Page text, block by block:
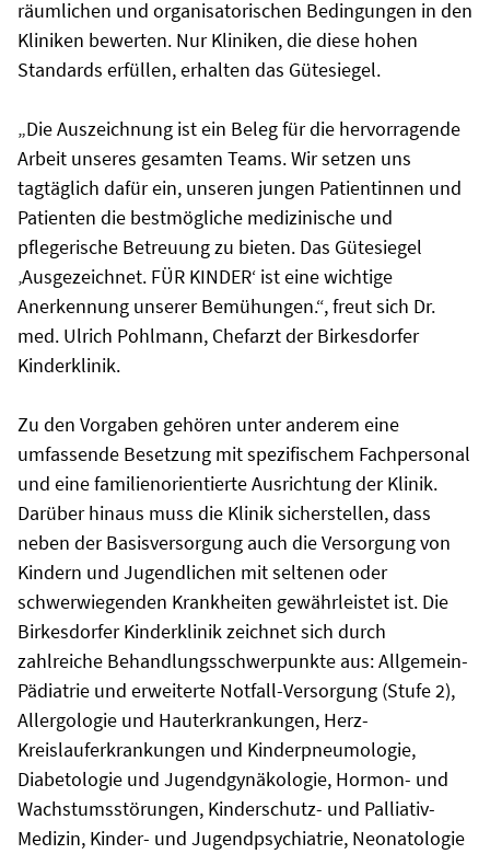
räumlichen und organisatorischen Bedingungen in den
Kliniken bewerten. Nur Kliniken, die diese hohen
Standards erfüllen, erhalten das Gütesiegel.
„Die Auszeichnung ist ein Beleg für die hervorragende
Arbeit unseres gesamten Teams. Wir setzen uns
tagtäglich dafür ein, unseren jungen Patientinnen und
Patienten die bestmögliche medizinische und
pflegerische Betreuung zu bieten. Das Gütesiegel
‚Ausgezeichnet. FÜR KINDER‘ ist eine wichtige
Anerkennung unserer Bemühungen.“, freut sich Dr.
med. Ulrich Pohlmann, Chefarzt der Birkesdorfer
Kinderklinik.
Zu den Vorgaben gehören unter anderem eine
umfassende Besetzung mit spezifischem Fachpersonal
und eine familienorientierte Ausrichtung der Klinik.
Darüber hinaus muss die Klinik sicherstellen, dass
neben der Basisversorgung auch die Versorgung von
Kindern und Jugendlichen mit seltenen oder
schwerwiegenden Krankheiten gewährleistet ist. Die
Birkesdorfer Kinderklinik zeichnet sich durch
zahlreiche Behandlungsschwerpunkte aus: Allgemein-
Pädiatrie und erweiterte Notfall-Versorgung (Stufe 2),
Allergologie und Hauterkrankungen, Herz-
Kreislauferkrankungen und Kinderpneumologie,
Diabetologie und Jugendgynäkologie, Hormon- und
Wachstumsstörungen, Kinderschutz- und Palliativ-
Medizin, Kinder- und Jugendpsychiatrie, Neonatologie